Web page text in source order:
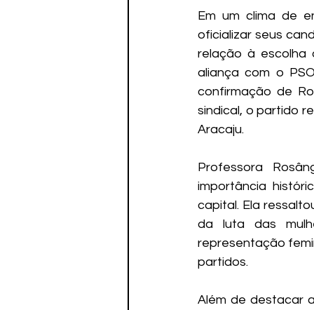
Em um clima de
oficializar seus
relação à escolha
aliança com o
confirmação de
sindical, o partido
Aracaju.
Professora
importância
capital. Ela
da luta das
representação
partidos.
Além de destacar